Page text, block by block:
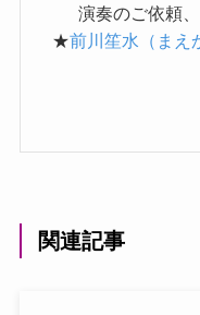
演奏のご依頼
★前川笙水（まえ
関連記事